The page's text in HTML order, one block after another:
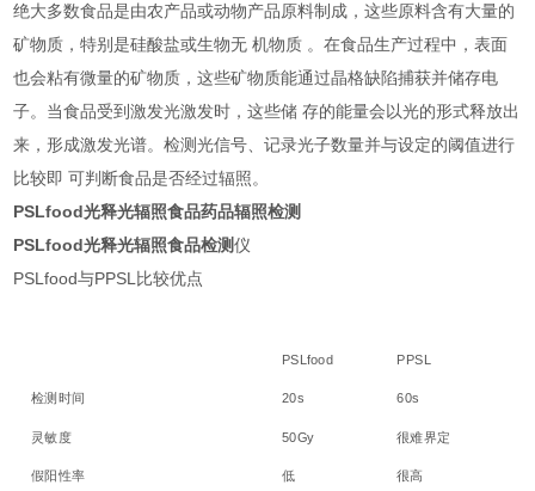
绝大多数食品是由农产品或动物产品原料制成，这些原料含有大量的
矿物质，特别是硅酸盐或生物无 机物质 。在食品生产过程中，表面
也会粘有微量的矿物质，这些矿物质能通过晶格缺陷捕获并储存电
子。当食品受到激发光激发时，这些储 存的能量会以光的形式释放出
来，形成激发光谱。检测光信号、记录光子数量并与设定的阈值进行
比较即 可判断食品是否经过辐照。
PSLfood光释光辐照食品药品辐照检测
PSLfood光释光辐照食品检测仪
PSLfood与PPSL比较优点
PSLfood PPSL
检测时间 20s 60s
灵敏度 50Gy 很难界定
假阳性率 低 很高